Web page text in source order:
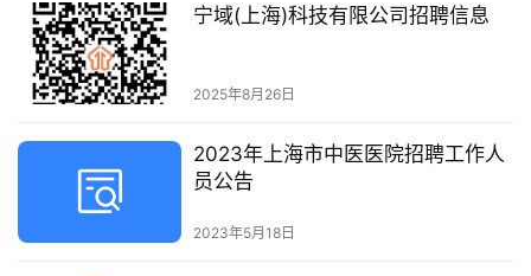
宁域(上海)科技有限公司招聘信息
2025年8月26日
2023年上海市中医医院招聘工作人
员公告
2023年5月18日